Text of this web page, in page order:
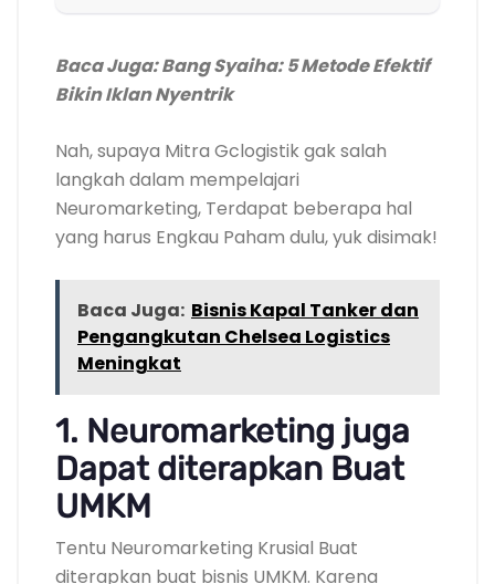
Baca Juga:Bang Syaiha: 5 Metode Efektif
Bikin Iklan Nyentrik
Nah, supaya Mitra Gclogistik gak salah
langkah dalam mempelajari
Neuromarketing, Terdapat beberapa hal
yang harus Engkau Paham dulu, yuk disimak!
Baca Juga: Bisnis Kapal Tanker dan
Pengangkutan Chelsea Logistics
Meningkat
1. Neuromarketing juga
Dapat diterapkan Buat
UMKM
Tentu Neuromarketing Krusial Buat
diterapkan buat bisnis UMKM. Karena